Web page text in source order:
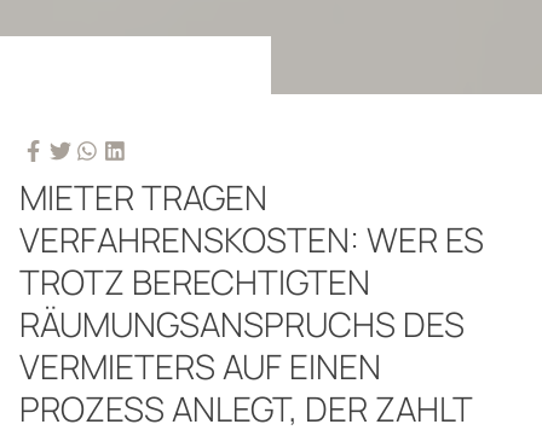
MIETER TRAGEN
VERFAHRENSKOSTEN: WER ES
TROTZ BERECHTIGTEN
RÄUMUNGSANSPRUCHS DES
VERMIETERS AUF EINEN
PROZESS ANLEGT, DER ZAHLT